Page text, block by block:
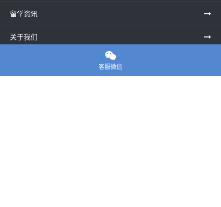
留学资讯
关于我们

客服微信